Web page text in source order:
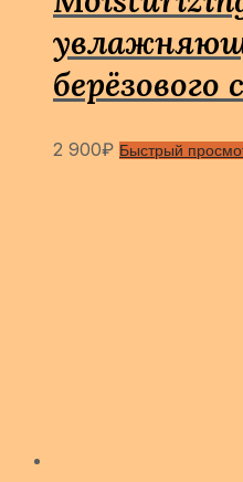
берёзового
2 900₽ Быстрый